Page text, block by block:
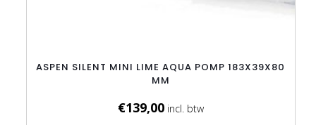
ASPEN SILENT MINI LIME AQUA POMP 183X39X80
MM
€139,00